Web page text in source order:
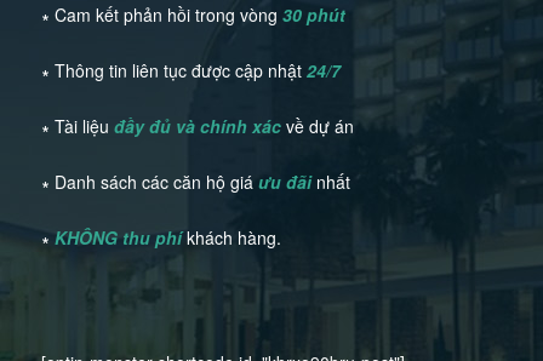
∗ Cam kết phản hồi trong vòng 30 phút
∗ Thông tin liên tục được cập nhật 24/7
∗ Tài liệu đầy đủ và chính xácvề dự án
∗ Danh sách các căn hộ giá ưu đãinhất
∗ KHÔNG thu phíkhách hàng.